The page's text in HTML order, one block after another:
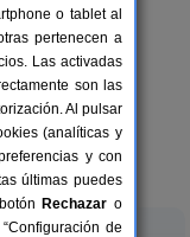
10-14+2 pers.
desde35 €
o tablet al
pertenecen a
Las activadas
son las
Al pulsar
(analíticas y
y con
últimas puedes
Rechazar o
de